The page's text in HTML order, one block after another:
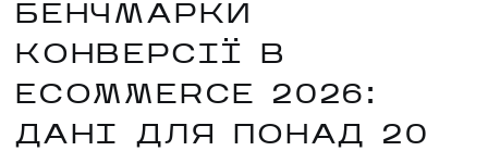
БЕНЧМАРКИ
КОНВЕРСІЇ В
ECOMMERCE 2026:
ДАНІ ДЛЯ ПОНАД 20